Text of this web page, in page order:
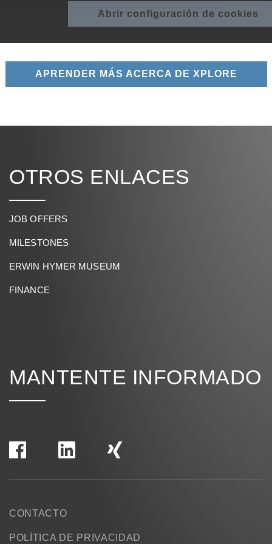
Abrir configuración de cookies
APRENDER MÁS ACERCA DE XPLORE
OTROS ENLACES
JOB OFFERS
MILESTONES
ERWIN HYMER MUSEUM
FINANCE
MANTENTE INFORMADO
CONTACTO
POLÍTICA DE PRIVACIDAD